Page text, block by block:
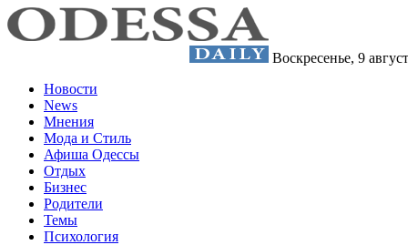
Воскресенье, 9
Новости
News
Мнения
Мода и Стиль
Афиша Одессы
Отдых
Бизнес
Родители
Темы
Психология